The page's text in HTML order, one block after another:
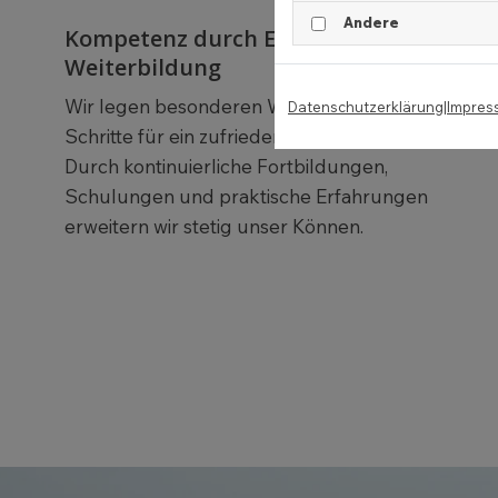
Kompetenz durch Erfahrung und
Weiterbildung
Wir legen besonderen Wert auf alle wichtigen
Schritte für ein zufriedenstellendes Ergebnis.
Durch kontinuierliche Fortbildungen,
Schulungen und praktische Erfahrungen
erweitern wir stetig unser Können.
Andere
Datenschutzerklärung|